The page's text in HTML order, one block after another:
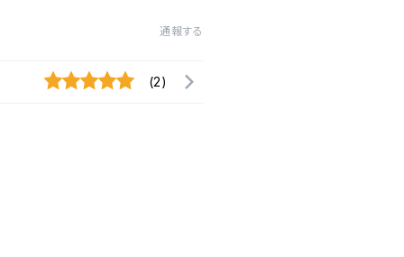
通報する
(2)